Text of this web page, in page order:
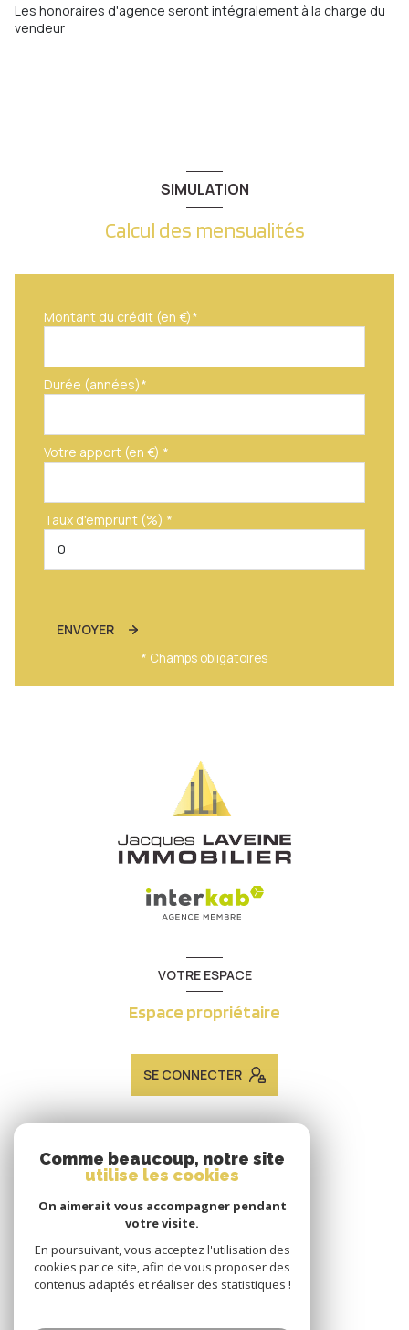
Les honoraires d'agence seront intégralement à la charge du
vendeur
SIMULATION
Calcul des mensualités
Montant du crédit (en €)*
Durée (années)*
Votre apport (en €) *
Taux d'emprunt (%) *
ENVOYER
* Champs obligatoires
VOTRE ESPACE
Espace propriétaire
SE CONNECTER
ADHÉRENTS
Nous adhérons
Comme beaucoup, notre site
utilise les cookies
On aimerait vous accompagner pendant
votre visite.
En poursuivant, vous acceptez l'utilisation des
cookies par ce site, afin de vous proposer des
contenus adaptés et réaliser des statistiques !